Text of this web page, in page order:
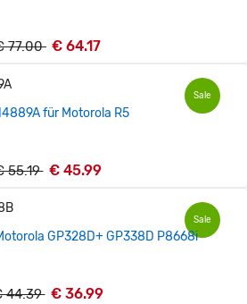
77.00 € 64.17
Sale
für Motorola R5
55.19 € 45.99
Sale
GP328D+ GP338D P8668i
44.39 € 36.99